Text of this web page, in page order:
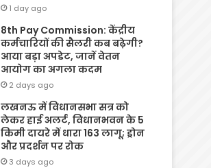
1 day ago
8th Pay Commission: केंद्रीय
कर्मचारियों की सैलरी कब बढ़ेगी?
आया बड़ा अपडेट, जानें वेतन
आयोग का अगला कदम
2 days ago
लखनऊ में विधानसभा सत्र को
लेकर हाई अलर्ट, विधानभवन के 5
किमी दायरे में धारा 163 लागू; ड्रोन
और प्रदर्शन पर रोक
3 days ago